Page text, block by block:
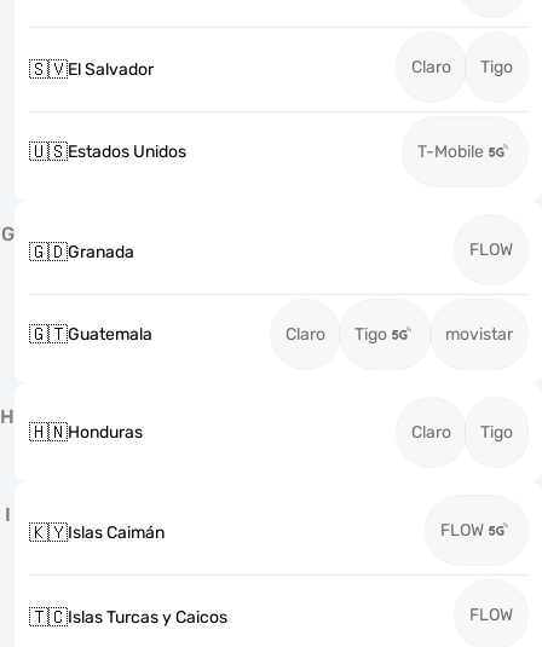
🇸🇻El Salvador Claro Tigo
🇺🇸Estados Unidos T-Mobile
G
🇬🇩Granada FLOW
🇬🇹Guatemala Claro Tigo movistar
H
🇭🇳Honduras Claro Tigo
I
🇰🇾Islas Caimán FLOW
🇹🇨Islas Turcas y Caicos FLOW